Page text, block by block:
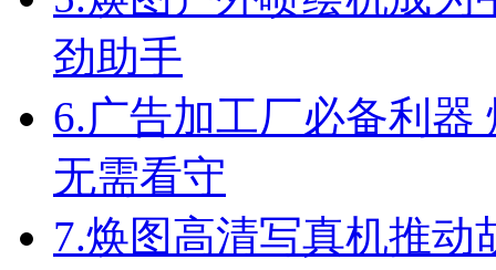
劲助手
6.广告加工厂必备利器
无需看守
7.焕图高清写真机推动